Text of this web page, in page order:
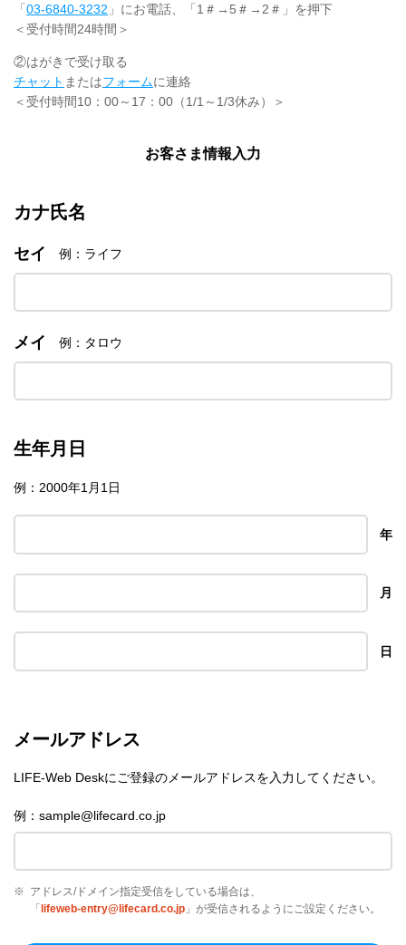
「 03-6840-3232 」にお電話、「1＃→5＃→2＃」を押下
＜受付時間24時間＞
②はがきで受け取る
チャット またはフォームに連絡
＜受付時間10：00～17：00（1/1～1/3休み）＞
お客さま情報入力
カナ氏名
セイ 例：ライフ
メイ 例：タロウ
生年月日
例：2000年1月1日
年
月
日
メールアドレス
LIFE-Web Deskにご登録のメールアドレスを入力してください。
例：sample@lifecard.co.jp
※ アドレス/ドメイン指定受信をしている場合は、
「 lifeweb-entry@lifecard.co.jp 」が受信されるようにご設定ください。